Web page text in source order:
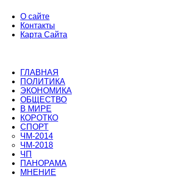
О сайте
Контакты
Карта Сайта
ГЛАВНАЯ
ПОЛИТИКА
ЭКОНОМИКА
ОБЩЕСТВО
В МИРЕ
КОРОТКО
СПОРТ
ЧМ-2014
ЧМ-2018
ЧП
ПАНОРАМА
МНЕНИЕ